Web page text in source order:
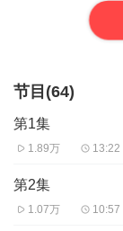
本作品为大家免费
节目(64)
第1集
1.89万 13:22
第2集
1.07万 10:57